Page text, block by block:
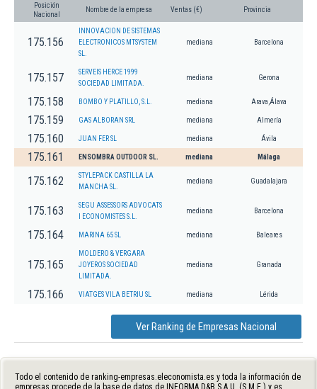
Posición
Nacional
Nombre de la empresa Ventas (€) Provincia
175.156
INNOVACION DE SISTEMAS
ELECTRONICOS MTSYSTEM
SL.
mediana Barcelona
175.157
SERVEIS HERCE 1999
SOCIEDAD LIMITADA.
mediana Gerona
175.158 BOMBO Y PLATILLO, S.L. mediana Arava,Álava
175.159 GAS ALBORAN SRL mediana Almería
175.160 JUAN FER SL mediana Ávila
175.161 ENSOMBRA OUTDOOR SL. mediana Málaga
175.162
STYLEPACK CASTILLA LA
MANCHA SL.
mediana Guadalajara
175.163
SEGU ASSESSORS ADVOCATS
I ECONOMISTES S.L.
mediana Barcelona
175.164 MARINA 65 SL mediana Baleares
175.165
MOLDERO & VERGARA
JOYEROS SOCIEDAD
LIMITADA.
mediana Granada
175.166 VIATGES VILA BETRIU SL mediana Lérida
Ver Ranking de Empresas Nacional
Todo el contenido de ranking-empresas.eleconomista.es y toda la información de
empresas procede de la base de datos de INFORMA D&B S.A.U. (S.M.E.) y es